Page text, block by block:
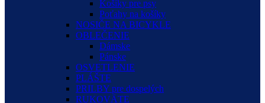
Košíky pre psy
Poťahy na košíky
NOSIČE NA BICYKLE
OBLEČENIE
Dámske
Pánske
OSVETLENIE
PLÁŠTE
PRILBY pre dospelých
RUKOVÄTE